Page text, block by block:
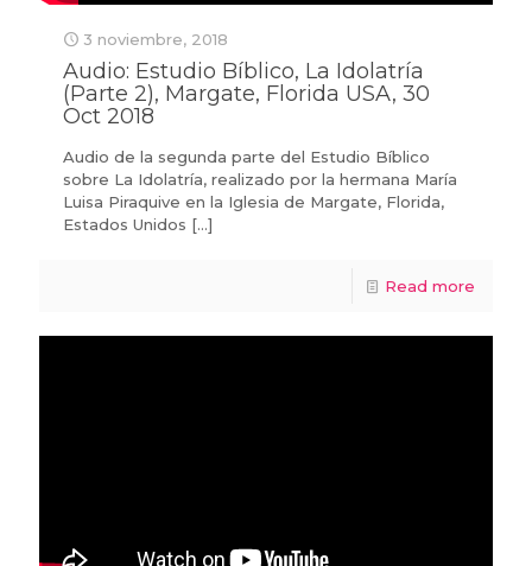
3 noviembre, 2018
Audio: Estudio Bíblico, La Idolatría
(Parte 2), Margate, Florida USA, 30
Oct 2018
Audio de la segunda parte del Estudio Bíblico
sobre La Idolatría, realizado por la hermana María
Luisa Piraquive en la Iglesia de Margate, Florida,
Estados Unidos […]
Read more